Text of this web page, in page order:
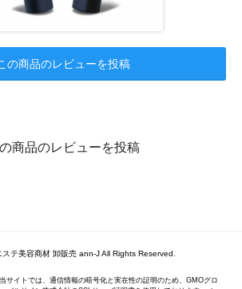
の商品のレビューを投稿
商品のレビューを投稿
テ美容商材 卸販売 ann-J All Rights Reserved.
当サイトでは、通信情報の暗号化と実在性の証明のため、GMOグロ